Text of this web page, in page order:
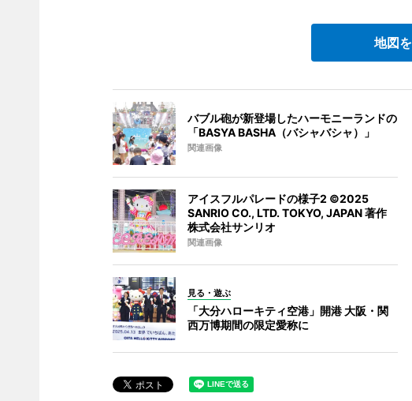
地図
バブル砲が新登場したハーモニーランドの
「BASYA BASHA（バシャバシャ）」
関連画像
アイスフルパレードの様子2 ©2025
SANRIO CO., LTD. TOKYO, JAPAN 著作
株式会社サンリオ
関連画像
見る・遊ぶ
「大分ハローキティ空港」開港 大阪・関
西万博期間の限定愛称に